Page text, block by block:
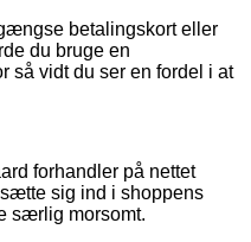
betalingskort eller
du bruge en
så vidt du ser en fordel i at
forhandler på nettet
sig ind i shoppens
særlig morsomt.